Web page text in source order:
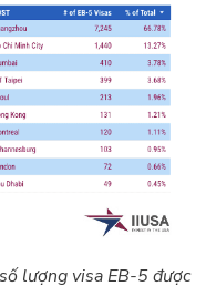
lượng visa EB-5 được